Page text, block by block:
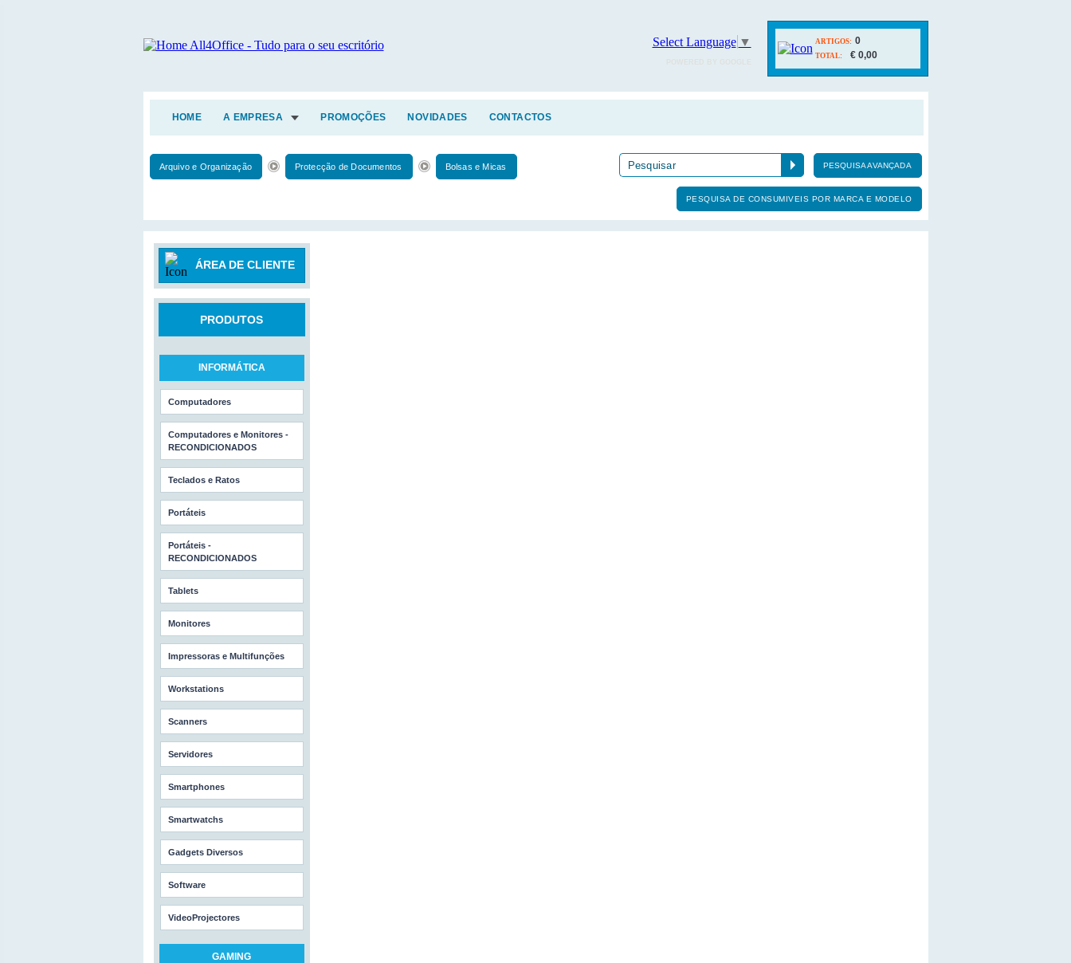
Select Language ▼ ARTIGOS: 0
TOTAL: € 0,00
HOME A EMPRESA PROMOÇÕES NOVIDADES CONTACTOS
Arquivo e Organização Protecção de Documentos Bolsas e Micas PESQUISA AVANÇADA
PESQUISA DE CONSUMIVEIS POR MARCA E MODELO
ÁREA DE CLIENTE
PRODUTOS
INFORMÁTICA
Computadores
Computadores e Monitores -
RECONDICIONADOS
Teclados e Ratos
Portáteis
Portáteis -
RECONDICIONADOS
Tablets
Monitores
Impressoras e Multifunções
Workstations
Scanners
Servidores
Smartphones
Smartwatchs
Gadgets Diversos
Software
VideoProjectores
GAMING